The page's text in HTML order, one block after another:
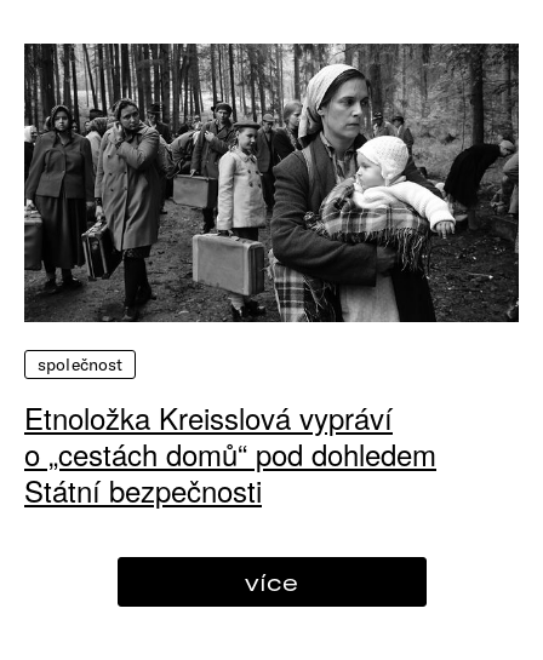
společnost
Etnoložka Kreisslová vypráví
o „cestách domů“ pod dohledem
Státní bezpečnosti
více